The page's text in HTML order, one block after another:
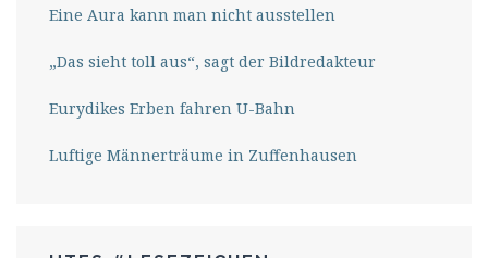
Eine Aura kann man nicht ausstellen
„Das sieht toll aus“, sagt der Bildredakteur
Eurydikes Erben fahren U-Bahn
Luftige Männerträume in Zuffenhausen